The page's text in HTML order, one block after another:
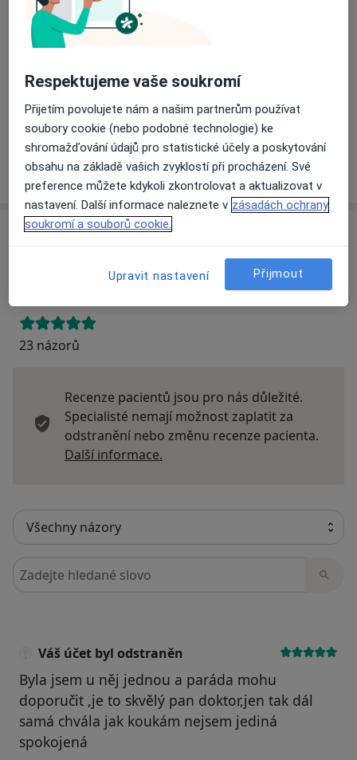
Dostupnost
Na této adrese online kalendář není aktivní
Co mám v takové situaci udělat?
Způsoby platby (soukromé návštěvy)
Na teto adrese lékař přijímá pacienty na pojišťovnu
Detaily
Víceo adrese
Názory
Přidejte svůj názor
23 názorů
Recenze pacientů jsou pro nás důležité.
Specialisté nemají možnost zaplatit za
odstranění nebo změnu recenze pacienta.
Další informace.
Hledejte v názorech
Váš účet byl odstraněn
Byla jsem u něj jednou a paráda mohu
doporučit ,je to skvělý pan doktor,jen tak dál
samá chvála jak koukám nejsem jediná
spokojená
Respektujeme vaše soukromí
Přijetím povolujete nám a našim partnerům používat
soubory cookie (nebo podobné technologie) ke
shromažďování údajů pro statistické účely a poskytování
obsahu na základě vašich zvyklostí při procházení. Své
preference můžete kdykoli zkontrolovat a aktualizovat v
nastavení. Další informace naleznete v zásadách ochrany
soukromí a souborů cookie.
Upravit nastavení Přijmout